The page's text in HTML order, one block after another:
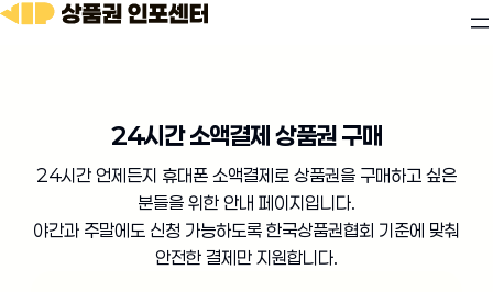
24시간 소액결제 상품권 구매
24시간 언제든지 휴대폰 소액결제로 상품권을 구매하고 싶은
분들을 위한 안내 페이지입니다.
야간과 주말에도 신청 가능하도록 한국상품권협회 기준에 맞춰
안전한 결제만 지원합니다.